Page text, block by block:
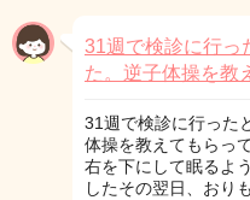
31週で検診に行っ
た。逆子体操を教
31週で検診に行った
体操を教えてもらっ
右を下にして眠るよ
したその翌日、おり